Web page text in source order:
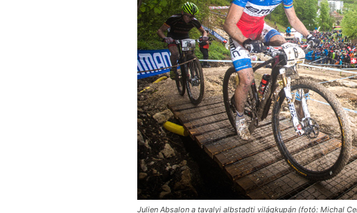
Julien Absalon a tavalyi albstadti világkupán (fotó: Michal